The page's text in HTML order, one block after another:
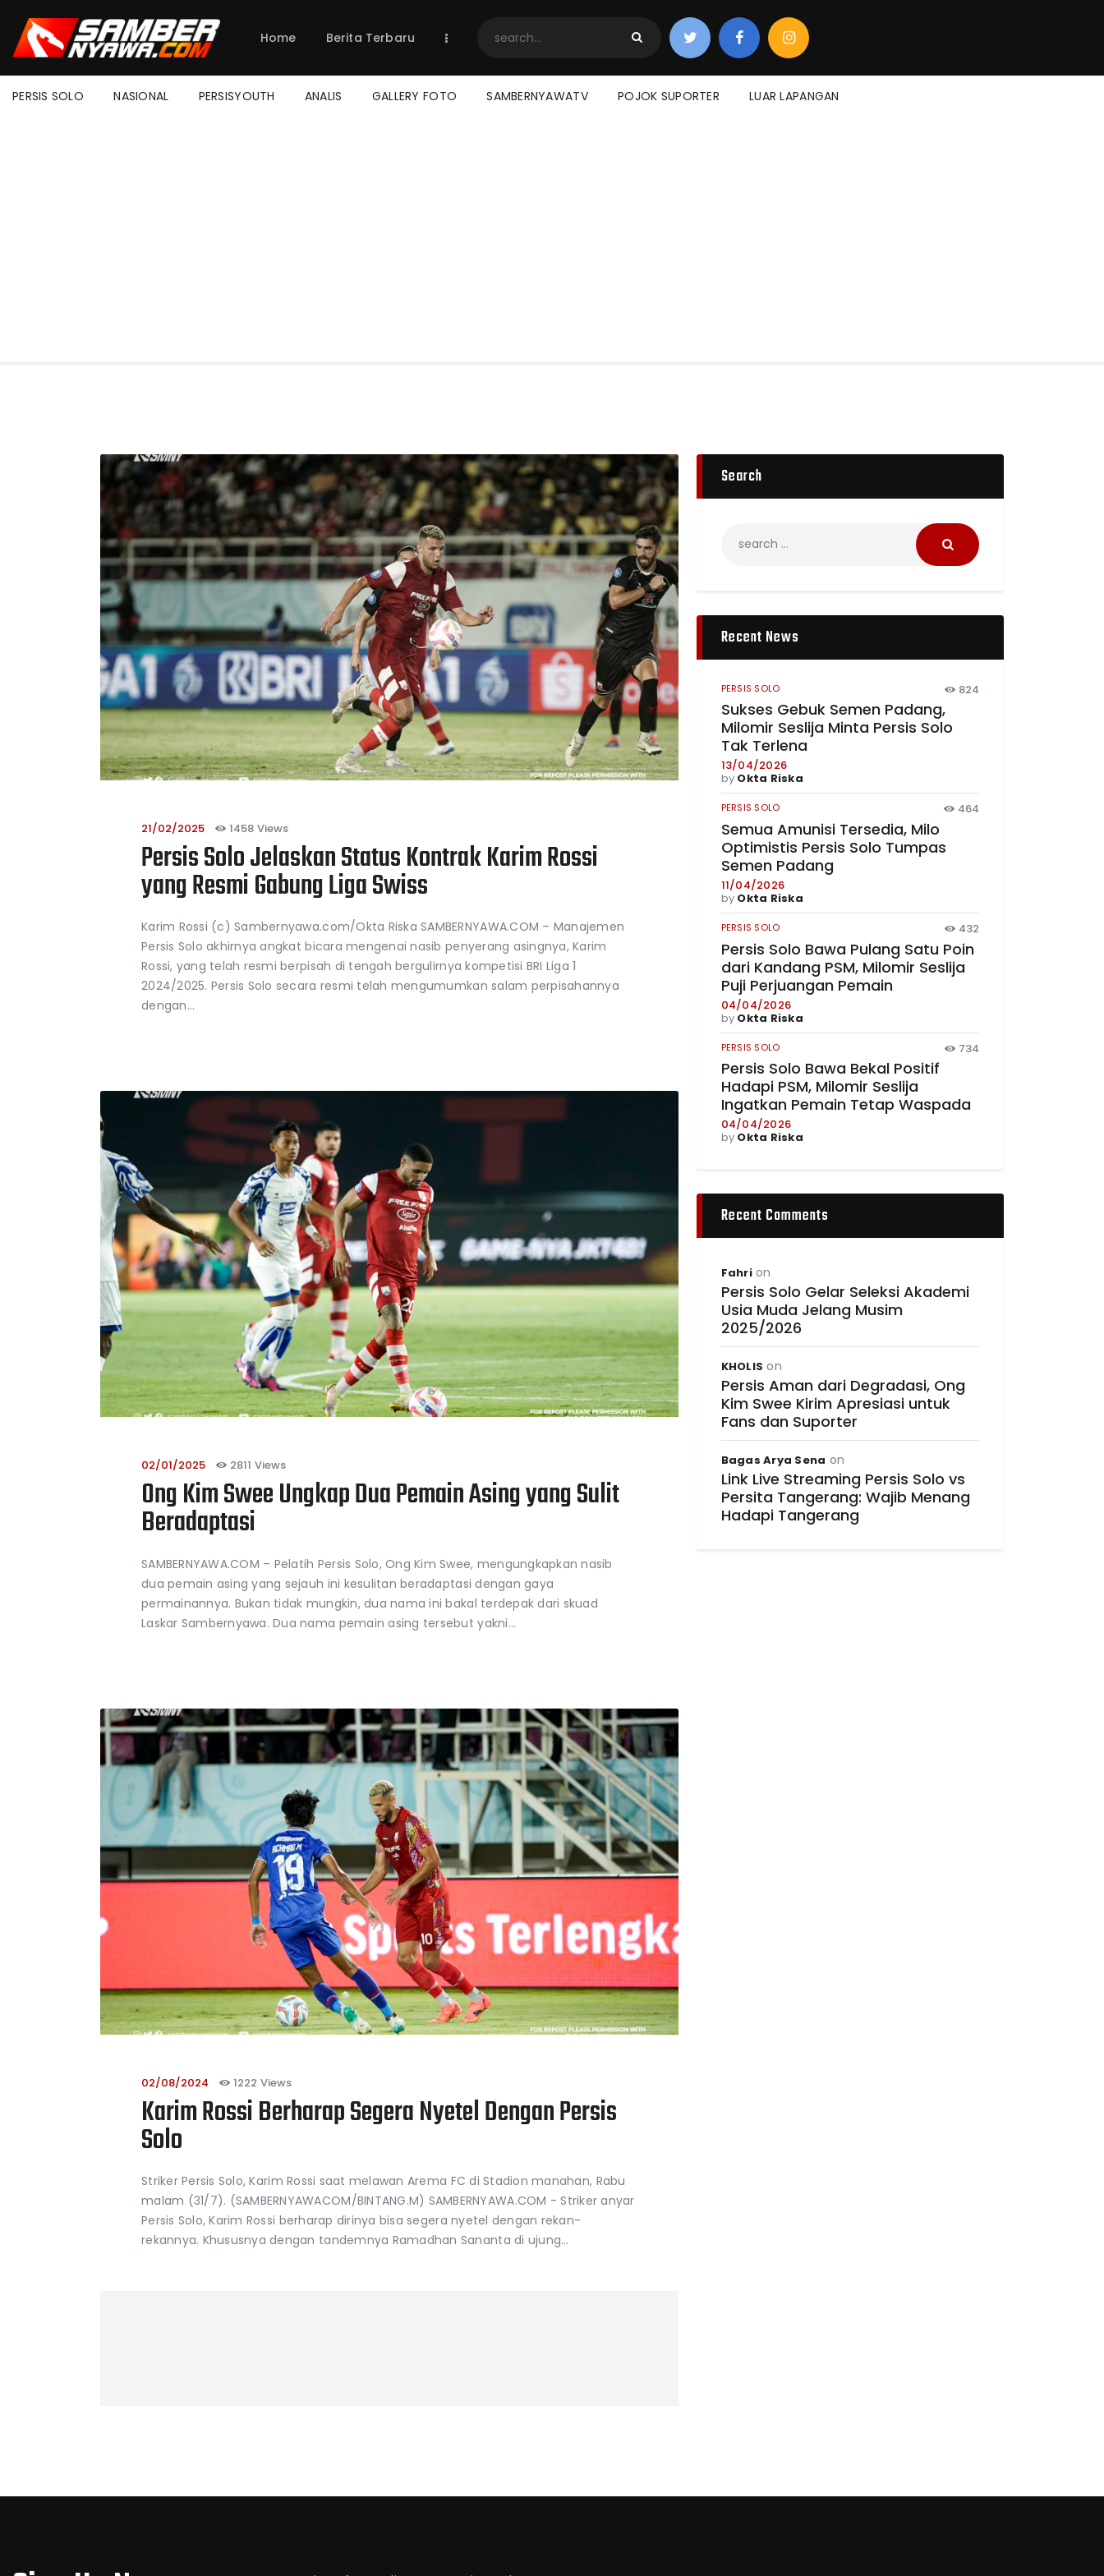
Home Berita Terbaru
PERSIS SOLO NASIONAL PERSISYOUTH ANALIS GALLERY FOTO SAMBERNYAWATV POJOK SUPORTER LUAR LAPANGAN
Berita Terbaru
Jadwal & Hasil
Klasemen
21/02/2025 1458 Views
Persis Solo Jelaskan Status Kontrak Karim Rossi
yang Resmi Gabung Liga Swiss
Karim Rossi (c) Sambernyawa.com/Okta Riska SAMBERNYAWA.COM – Manajemen
Persis Solo akhirnya angkat bicara mengenai nasib penyerang asingnya, Karim
Rossi, yang telah resmi berpisah di tengah bergulirnya kompetisi BRI Liga 1
2024/2025. Persis Solo secara resmi telah mengumumkan salam perpisahannya
dengan…
02/01/2025 2811 Views
Ong Kim Swee Ungkap Dua Pemain Asing yang Sulit
Beradaptasi
SAMBERNYAWA.COM – Pelatih Persis Solo, Ong Kim Swee, mengungkapkan nasib
dua pemain asing yang sejauh ini kesulitan beradaptasi dengan gaya
permainannya. Bukan tidak mungkin, dua nama ini bakal terdepak dari skuad
Laskar Sambernyawa. Dua nama pemain asing tersebut yakni…
02/08/2024 1222 Views
Karim Rossi Berharap Segera Nyetel Dengan Persis
Solo
Striker Persis Solo, Karim Rossi saat melawan Arema FC di Stadion manahan, Rabu
malam (31/7). (SAMBERNYAWACOM/BINTANG.M) SAMBERNYAWA.COM - Striker anyar
Persis Solo, Karim Rossi berharap dirinya bisa segera nyetel dengan rekan-
rekannya. Khususnya dengan tandemnya Ramadhan Sananta di ujung…
Search
Recent News
PERSIS SOLO 824
Sukses Gebuk Semen Padang,
Milomir Seslija Minta Persis Solo
Tak Terlena
13/04/2026
by Okta Riska
PERSIS SOLO 464
Semua Amunisi Tersedia, Milo
Optimistis Persis Solo Tumpas
Semen Padang
11/04/2026
by Okta Riska
PERSIS SOLO 432
Persis Solo Bawa Pulang Satu Poin
dari Kandang PSM, Milomir Seslija
Puji Perjuangan Pemain
04/04/2026
by Okta Riska
PERSIS SOLO 734
Persis Solo Bawa Bekal Positif
Hadapi PSM, Milomir Seslija
Ingatkan Pemain Tetap Waspada
04/04/2026
by Okta Riska
Recent Comments
Fahrion
Persis Solo Gelar Seleksi Akademi
Usia Muda Jelang Musim
2025/2026
KHOLIS on
Persis Aman dari Degradasi, Ong
Kim Swee Kirim Apresiasi untuk
Fans dan Suporter
Bagas Arya Sena on
Link Live Streaming Persis Solo vs
Persita Tangerang: Wajib Menang
Hadapi Tangerang